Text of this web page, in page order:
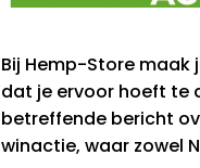
Bij Hemp-Store maak
dat je ervoor hoeft te
betreffende bericht
winactie, waar zowel